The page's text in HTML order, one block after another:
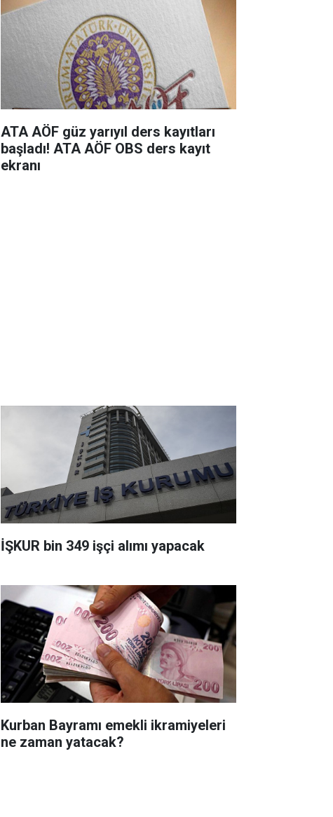
ATA AÖF güz yarıyıl ders kayıtları
başladı! ATA AÖF OBS ders kayıt
ekranı
İŞKUR bin 349 işçi alımı yapacak
Kurban Bayramı emekli ikramiyeleri
ne zaman yatacak?